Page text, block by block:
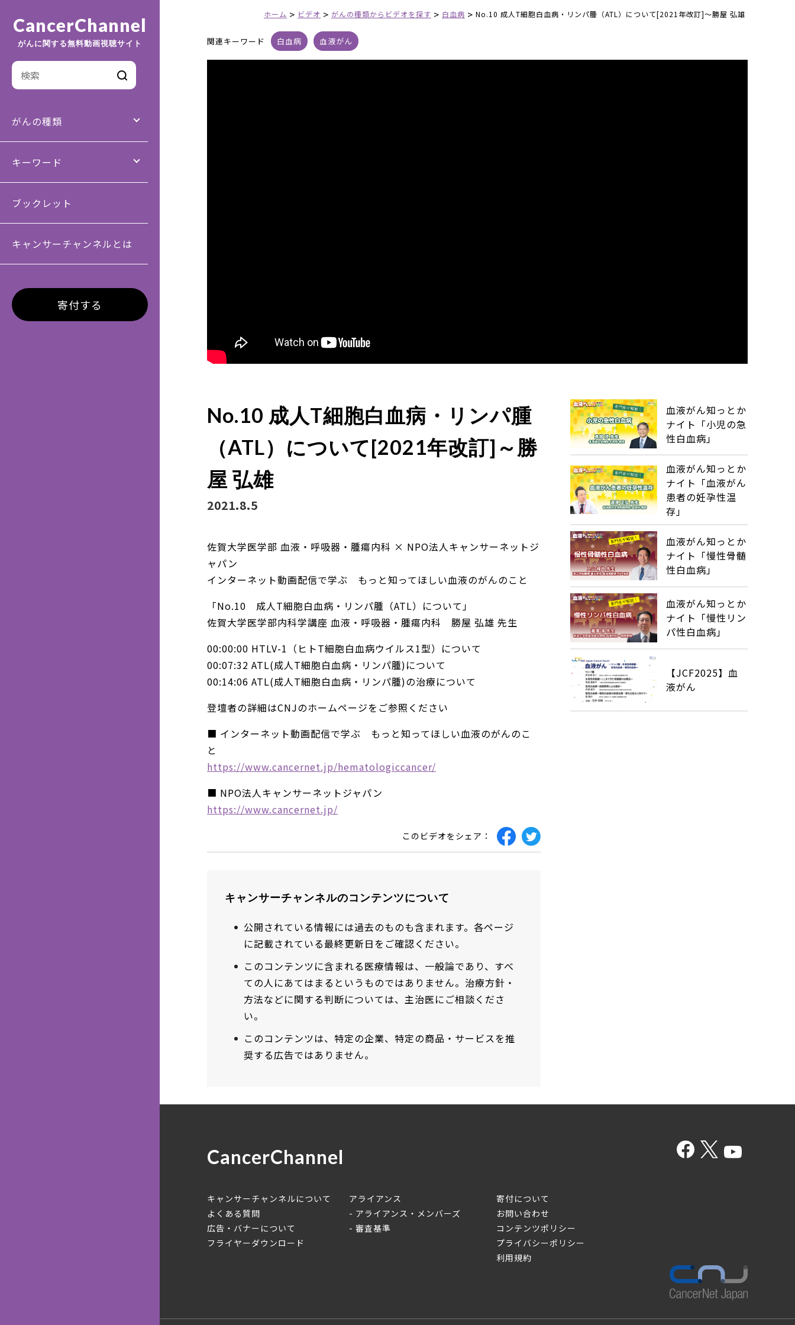
CancerChannel
がんに関する無料動画視聴サイト
がんの種類
キーワード
ブックレット
キャンサーチャンネルとは
寄付する
ホーム > ビデオ > がんの種類からビデオを探す > 白血病 > No.10 成人T細胞白血病・リンパ腫（ATL）について[2021年改訂]～勝屋 弘雄
関連キーワード 白血病 血液がん
No.10 成人T細胞白血病・リンパ腫
（ATL）について[2021年改訂]～勝
屋 弘雄
2021.8.5
佐賀大学医学部 血液・呼吸器・腫瘍内科 × NPO法人キャンサーネットジ
ャパン
インターネット動画配信で学ぶ もっと知ってほしい血液のがんのこと
「No.10 成人T細胞白血病・リンパ腫（ATL）について」
佐賀大学医学部内科学講座 血液・呼吸器・腫瘍内科 勝屋 弘雄 先生
00:00:00 HTLV-1（ヒトT細胞白血病ウイルス1型）について
00:07:32 ATL(成人T細胞白血病・リンパ腫)について
00:14:06 ATL(成人T細胞白血病・リンパ腫)の治療について
登壇者の詳細はCNJのホームページをご参照ください
■ インターネット動画配信で学ぶ もっと知ってほしい血液のがんのこ
と
https://www.cancernet.jp/hematologiccancer/
■ NPO法人キャンサーネットジャパン
https://www.cancernet.jp/
このビデオをシェア：
キャンサーチャンネルのコンテンツについて
公開されている情報には過去のものも含まれます。各ページ
に記載されている最終更新日をご確認ください。
このコンテンツに含まれる医療情報は、一般論であり、すべ
ての人にあてはまるというものではありません。治療方針・
方法などに関する判断については、主治医にご相談くださ
い。
このコンテンツは、特定の企業、特定の商品・サービスを推
奨する広告ではありません。
血液がん知っとか
ナイト「小児の急
性白血病」
血液がん知っとか
ナイト「血液がん
患者の妊孕性温
存」
血液がん知っとか
ナイト「慢性骨髄
性白血病」
血液がん知っとか
ナイト「慢性リン
パ性白血病」
【JCF2025】血
液がん
CancerChannel
キャンサーチャンネルについて
よくある質問
広告・バナーについて
フライヤーダウンロード
アライアンス
アライアンス・メンバーズ
審査基準
寄付について
お問い合わせ
コンテンツポリシー
プライバシーポリシー
利用規約